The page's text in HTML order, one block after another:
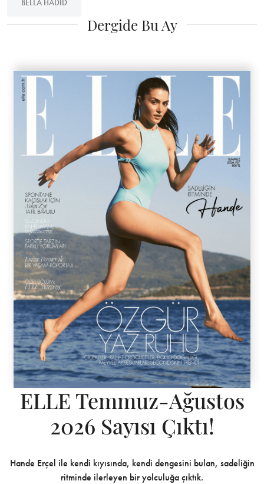
BELLA HADID
Dergide Bu Ay
ELLE Temmuz-Ağustos
2026 Sayısı Çıktı!
Hande Erçel ile kendi kıyısında, kendi dengesini bulan, sadeliğin
ritminde ilerleyen bir yolculuğa çıktık.